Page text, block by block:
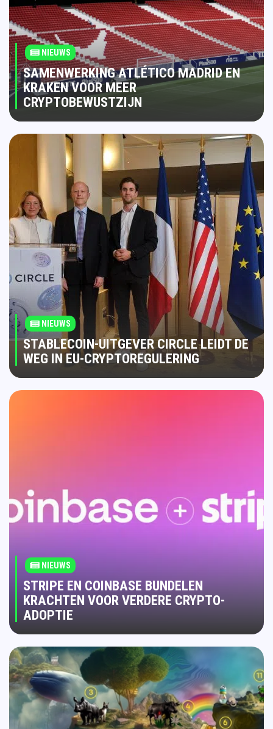
NIEUWS
SAMENWERKING ATLÉTICO MADRID EN
KRAKEN VOOR MEER
CRYPTOBEWUSTZIJN
NIEUWS
STABLECOIN-UITGEVER CIRCLE LEIDT DE
WEG IN EU-CRYPTOREGULERING
NIEUWS
STRIPE EN COINBASE BUNDELEN
KRACHTEN VOOR VERDERE CRYPTO-
ADOPTIE